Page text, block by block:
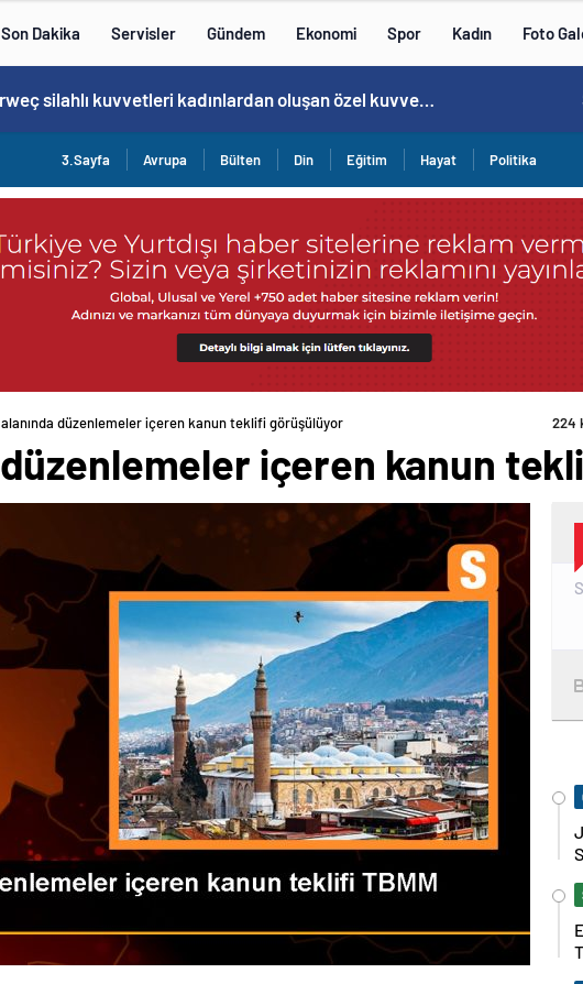
Son Dakika Servisler Gündem Ekonomi Spor Kadın Foto
Norweç silahlı kuvvetleri kadınlardan oluşan özel kuvvetler eğitimlerini başlattı.
3.Sayfa Avrupa Bülten Din Eğitim Hayat Politika
alanında düzenlemeler içeren kanun teklifi görüşülüyor 224
düzenlemeler içeren kanun